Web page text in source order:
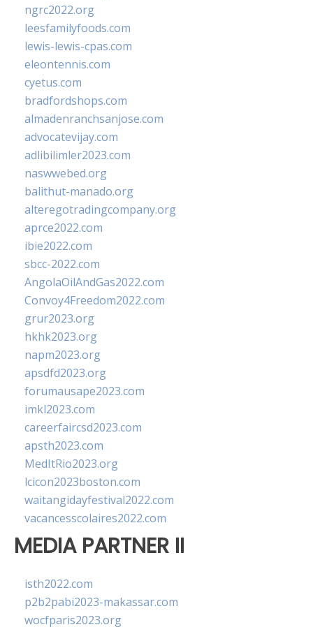
ngrc2022.org
leesfamilyfoods.com
lewis-lewis-cpas.com
eleontennis.com
cyetus.com
bradfordshops.com
almadenranchsanjose.com
advocatevijay.com
adlibilimler2023.com
naswwebed.org
balithut-manado.org
alteregotradingcompany.org
aprce2022.com
ibie2022.com
sbcc-2022.com
AngolaOilAndGas2022.com
Convoy4Freedom2022.com
grur2023.org
hkhk2023.org
napm2023.org
apsdfd2023.org
forumausape2023.com
imkl2023.com
careerfaircsd2023.com
apsth2023.com
MedItRio2023.org
lcicon2023boston.com
waitangidayfestival2022.com
vacancesscolaires2022.com
MEDIA PARTNER II
isth2022.com
p2b2pabi2023-makassar.com
wocfparis2023.org